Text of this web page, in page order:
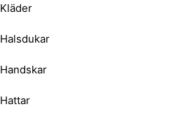
Kläder
Halsdukar
Handskar
Hattar